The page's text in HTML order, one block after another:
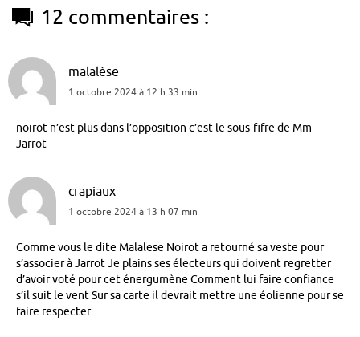
12 commentaires :
malalèse
1 octobre 2024 à 12 h 33 min
noirot n’est plus dans l’opposition c’est le sous-fifre de Mm
Jarrot
crapiaux
1 octobre 2024 à 13 h 07 min
Comme vous le dite Malalese Noirot a retourné sa veste pour
s’associer à Jarrot Je plains ses électeurs qui doivent regretter
d’avoir voté pour cet énergumène Comment lui faire confiance
s’il suit le vent Sur sa carte il devrait mettre une éolienne pour se
faire respecter